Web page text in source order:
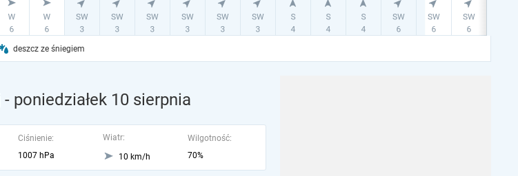
deszcz ze śniegiem
- poniedziałek 10 sierpnia
Ciśnienie:
1007 hPa
Wiatr:
10 km/h
Wilgotność:
70%